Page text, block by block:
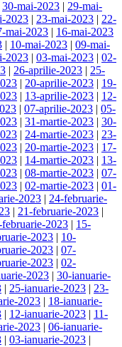
30-mai-2023 | 29-mai-
2023 | 23-mai-2023 | 22-
mai-2023 | 16-mai-2023
| 10-mai-2023 | 09-mai-
2023 | 03-mai-2023 | 02-
| 26-aprilie-2023 | 25-
| 20-aprilie-2023 | 19-
| 13-aprilie-2023 | 12-
| 07-aprilie-2023 | 05-
| 31-martie-2023 | 30-
| 24-martie-2023 | 23-
| 20-martie-2023 | 17-
| 14-martie-2023 | 13-
| 08-martie-2023 | 07-
| 02-martie-2023 | 01-
2023 | 24-februarie-
| 21-februarie-2023 |
februarie-2023 | 15-
2023 | 10-
2023 | 07-
2023 | 02-
2023 | 30-ianuarie-
| 25-ianuarie-2023 | 23-
2023 | 18-ianuarie-
| 12-ianuarie-2023 | 11-
2023 | 06-ianuarie-
| 03-ianuarie-2023 |